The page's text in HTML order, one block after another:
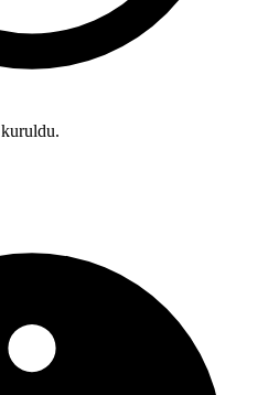
kuruldu.